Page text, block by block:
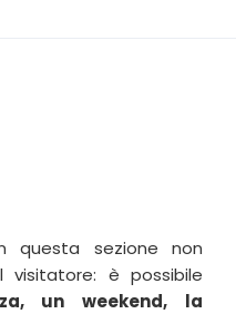
questa sezione non
visitatore: è possibile
un weekend, la